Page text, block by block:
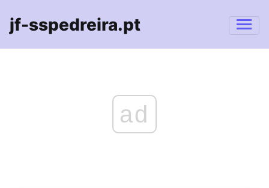
jf-sspedreira.pt
ad